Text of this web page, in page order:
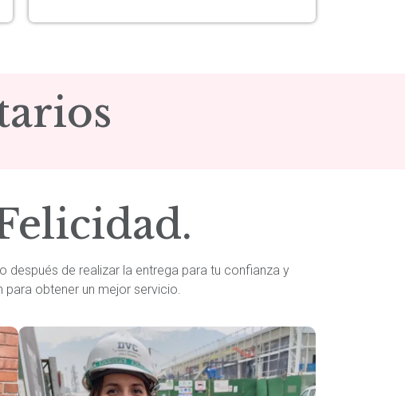
de realizar la entrega para tu confianza y
obtener un mejor servicio.